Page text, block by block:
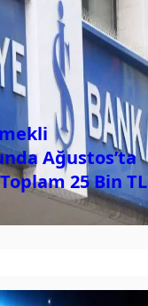
Ağustos’ta
25 Bin TL